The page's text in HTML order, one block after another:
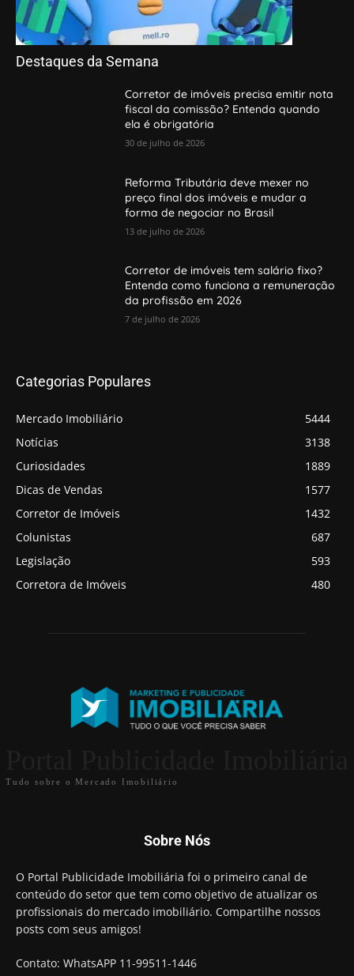
Destaques da Semana
Corretor de imóveis precisa emitir nota
fiscal da comissão? Entenda quando
ela é obrigatória
30 de julho de 2026
Reforma Tributária deve mexer no
preço final dos imóveis e mudar a
forma de negociar no Brasil
13 de julho de 2026
Corretor de imóveis tem salário fixo?
Entenda como funciona a remuneração
da profissão em 2026
7 de julho de 2026
Categorias Populares
Mercado Imobiliário
5444
Notícias
3138
Curiosidades
1889
Dicas de Vendas
1577
Corretor de Imóveis
1432
Colunistas
687
Legislação
593
Corretora de Imóveis
480
Tudo sobre o Mercado Imobiliário
Sobre Nós
O Portal Publicidade Imobiliária foi o primeiro canal de
conteúdo do setor que tem como objetivo de atualizar os
profissionais do mercado imobiliário. Compartilhe nossos
posts com seus amigos!
Contato: WhatsAPP 11-99511-1446